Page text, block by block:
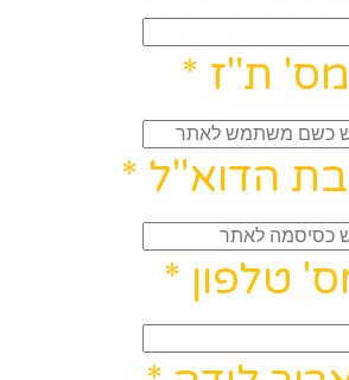
מס' ת"ז *
הדוא"ל *
טלפון *